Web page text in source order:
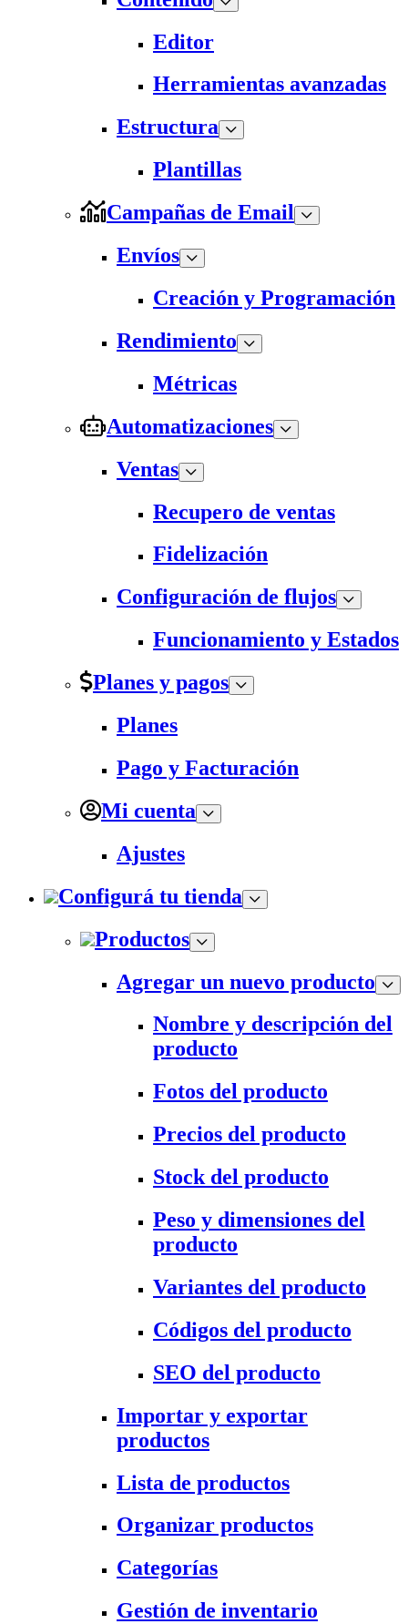
Editor
Herramientas avanzadas
Estructura
Plantillas
Campañas de Email
Envíos
Creación y Programación
Rendimiento
Métricas
Automatizaciones
Ventas
Recupero de ventas
Fidelización
Configuración de flujos
Funcionamiento y Estados
Planes y pagos
Planes
Pago y Facturación
Mi cuenta
Ajustes
Configurá tu tienda
Productos
Agregar un nuevo producto
Nombre y descripción del
producto
Fotos del producto
Precios del producto
Stock del producto
Peso y dimensiones del
producto
Variantes del producto
Códigos del producto
SEO del producto
Importar y exportar
productos
Lista de productos
Organizar productos
Categorías
Gestión de inventario